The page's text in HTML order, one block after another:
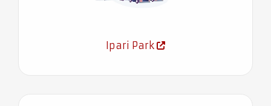
Ipari Park